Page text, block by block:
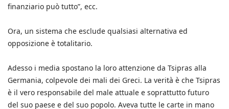
finanziario può tutto”, ecc.
Ora, un sistema che esclude qualsiasi alternativa ed
opposizione è totalitario.
Adesso i media spostano la loro attenzione da Tsipras alla
Germania, colpevole dei mali dei Greci. La verità è che Tsipras
è il vero responsabile del male attuale e soprattutto futuro
del suo paese e del suo popolo. Aveva tutte le carte in mano